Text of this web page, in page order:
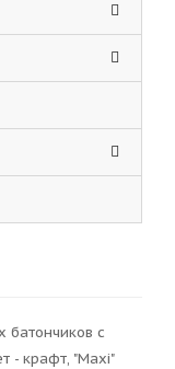
батончиков с
- крафт, "Maxi"